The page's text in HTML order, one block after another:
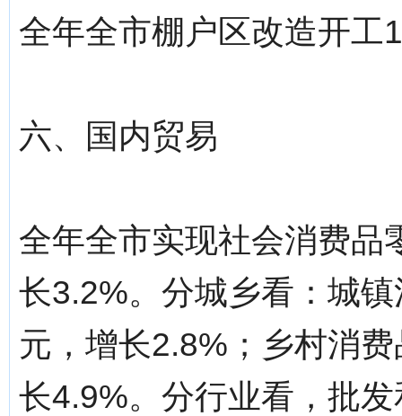
全年全市棚户区改造开工
六、国内贸易
全年全市实现社会消费品
长3.2%。分城乡看：城
元，增长2.8%；乡村消
长4.9%。分行业看，批